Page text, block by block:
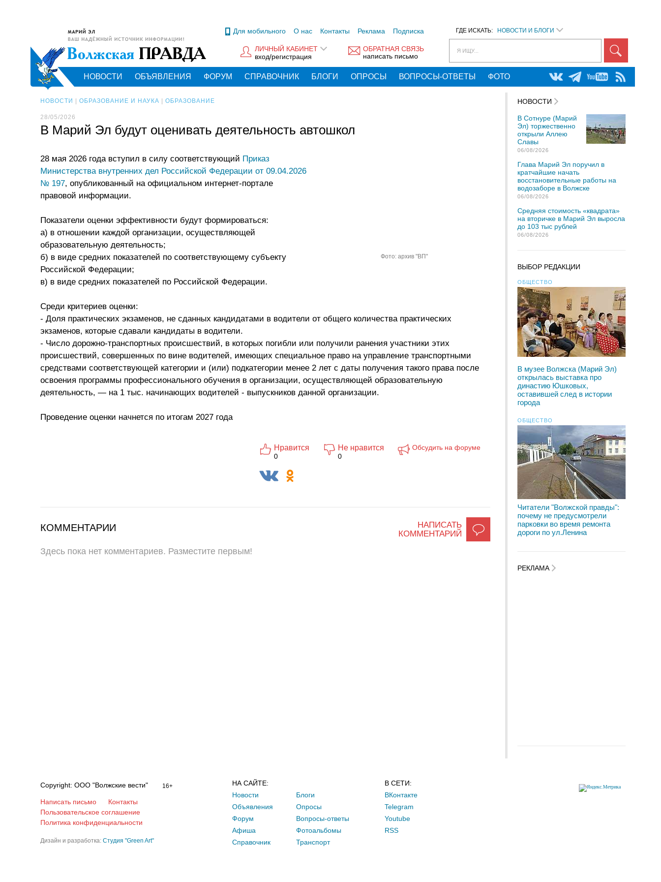
ГДЕ ИСКАТЬ: НОВОСТИ И БЛОГИ
Я ИЩУ...
Для мобильного О нас Контакты Реклама Подписка
ОБРАТНАЯ СВЯЗЬ
написать письмо
ЛИЧНЫЙ КАБИНЕТ
вход/регистрация
НОВОСТИ ОБЪЯВЛЕНИЯ ФОРУМ СПРАВОЧНИК БЛОГИ ОПРОСЫ ВОПРОСЫ-ОТВЕТЫ ФОТО
НОВОСТИ ОБРАЗОВАНИЕ И НАУКА ОБРАЗОВАНИЕ
28/05/2026
В Марий Эл будут оценивать деятельность автошкол
Фото: архив "ВП"
28 мая 2026 года вступил в силу соответствующий Приказ
Министерства внутренних дел Российской Федерации от 09.04.2026
№ 197, опубликованный на официальном интернет-портале
правовой информации.
Показатели оценки эффективности будут формироваться:
a) в отношении каждой организации, осуществляющей
образовательную деятельность;
б) в виде средних показателей по соответствующему субъекту
Российской Федерации;
в) в виде средних показателей по Российской Федерации.
Среди критериев оценки:
- Доля практических экзаменов, не сданных кандидатами в водители от общего количества практических
экзаменов, которые сдавали кандидаты в водители.
- Число дорожно-транспортных происшествий, в которых погибли или получили ранения участники этих
происшествий, совершенных по вине водителей, имеющих специальное право на управление транспортными
средствами соответствующей категории и (или) подкатегории менее 2 лет с даты получения такого права после
освоения программы профессионального обучения в организации, осуществляющей образовательную
деятельность, — на 1 тыс. начинающих водителей - выпускников данной организации.
Проведение оценки начнется по итогам 2027 года
Нравится
0
Не нравится
0
Обсудить на форуме
НАПИСАТЬ
КОММЕНТАРИЙ
КОММЕНТАРИИ
Здесь пока нет комментариев. Разместите первым!
НОВОСТИ
В Сотнуре (Марий
Эл) торжественно
открыли Аллею
Славы
06/08/2026
Глава Марий Эл поручил в
кратчайшие начать
восстановительные работы на
водозаборе в Волжске
06/08/2026
Средняя стоимость «квадрата»
на вторичке в Марий Эл выросла
до 103 тыс рублей
06/08/2026
ВЫБОР РЕДАКЦИИ
ОБЩЕСТВО
В музее Волжска (Марий Эл)
открылась выставка про
династию Юшковых,
оставившей след в истории
города
ОБЩЕСТВО
Читатели "Волжской правды":
почему не предусмотрели
парковки во время ремонта
дороги по ул.Ленина
РЕКЛАМА
Copyright: ООО "Волжские вести" 16+
Написать письмо
Контакты
Пользовательское соглашение
Политика конфиденциальности
Дизайн и разработка: Студия "Green Art"
НА САЙТЕ:
Новости
Объявления
Форум
Афиша
Справочник
Блоги
Опросы
Вопросы-ответы
Фотоальбомы
Транспорт
В СЕТИ:
ВКонтакте
Telegram
Youtube
RSS